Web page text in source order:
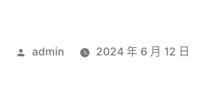
作
admin 2024 年 6 月 12 日